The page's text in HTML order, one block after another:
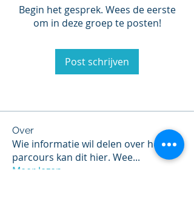
Begin het gesprek. Wees de eerste
om in deze groep te posten!
Post schrijven
Over
Wie informatie wil delen over het
parcours kan dit hier. Wee...
Meer lezen